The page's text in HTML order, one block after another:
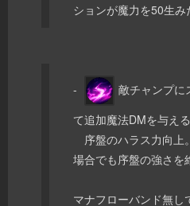
ションが魔力を50生み
-
敵チャンプに
て追加魔法DMを与える
序盤のハラス力向上
場合でも序盤の強さを
マナフローバンド無し